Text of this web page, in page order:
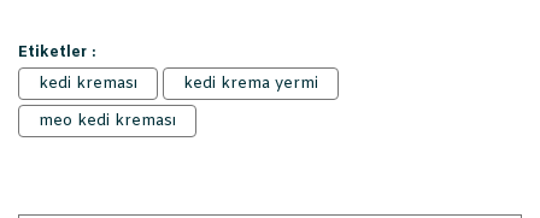
Etiketler :
kedi kreması
kedi krema yermi
meo kedi kreması